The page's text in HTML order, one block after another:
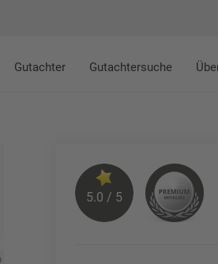
Gutachter Gutachtersuche
5.0 / 5